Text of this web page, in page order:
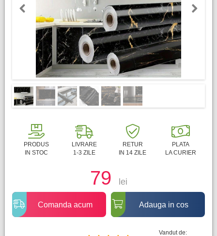
Previous
PRODUS
IN STOC
LIVRARE
1-3 ZILE
RETUR
IN 14 ZILE
PLATA
LA CURIER
79 lei
Comanda acum Adauga in cos
Vandut de: